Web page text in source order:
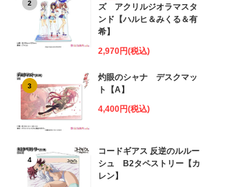
2
ズ アクリルジオラマスタ
ンド【ハルヒ＆みくる＆有
希】
2,970円(税込)
3
灼眼のシャナ デスクマッ
ト【A】
4,400円(税込)
4
コードギアス 反逆のルルー
シュ B2タペストリー【カ
レン】